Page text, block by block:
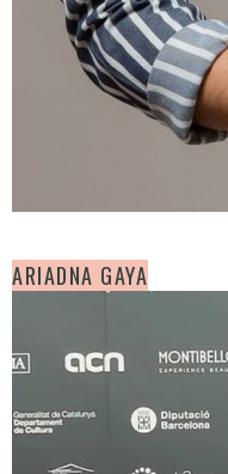
ARIADNA GAYA